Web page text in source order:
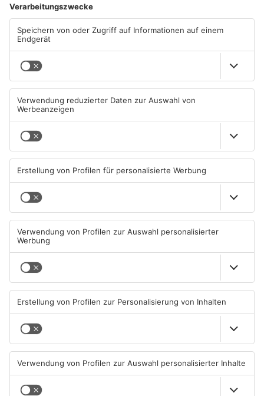
Kinzig-Kreis
Wohnhausbrand in Maintal:
Zwei Menschen verletzt
06.08.2026, 15:42 UHR IN MAIN-
KINZIG-KREIS
Gute Nachrichten für Pendler
im Main-Kinzig-Kreis und in
Hanau
06.08.2026, 11:33 UHR IN MAIN-
Schwimmbad bleibt heute
geschlossen
KINZIG-KREIS
Biebergemünd